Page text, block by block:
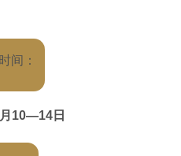
技有限责任公司
业有限公司
间：
10—14日